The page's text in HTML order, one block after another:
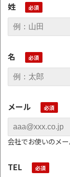
姓
名
メール
会社でお使いのメー
TEL